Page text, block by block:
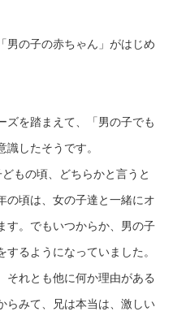
男の子の赤ちゃん」がはじめ
ズを踏まえて、「男の子でも
したそうです。
もの頃、どちらかと言うと
の頃は、女の子達と一緒にオ
す。でもいつからか、男の子
るようになっていました。
それとも他に何か理由がある
らみて、兄は本当は、激しい